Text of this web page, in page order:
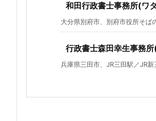
和田行政書士事務所(ワ
大分県別府市、別府市役所そば
行政書士森田幸生事務
兵庫県三田市、JR三田駅／JR